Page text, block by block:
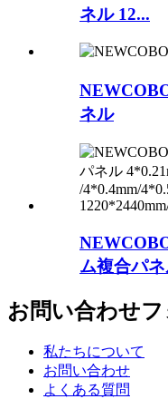
ネル 12...
ネル
ム複合パ
お問い合わせ
私たちについて
お問い合わせ
よくある質問